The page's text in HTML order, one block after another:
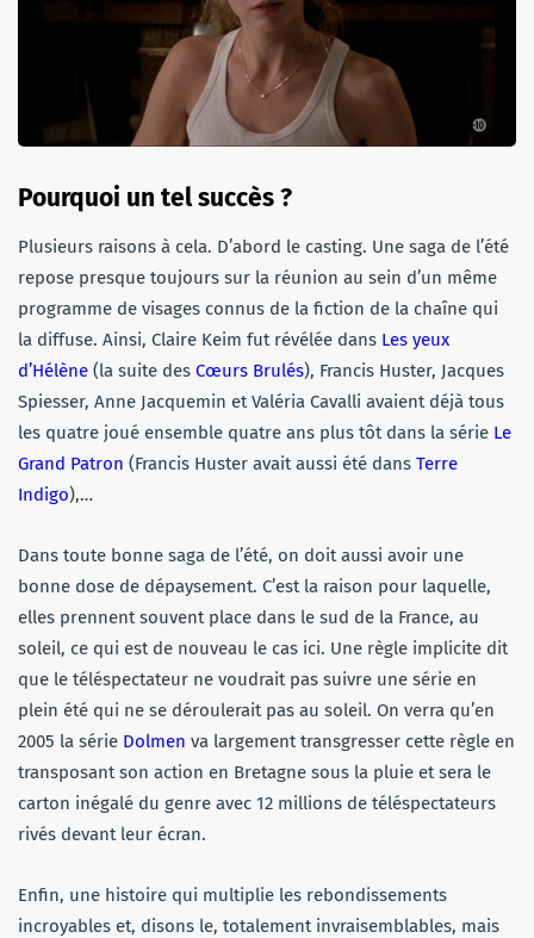
Pourquoi un tel succès ?
Plusieurs raisons à cela. D’abord le casting. Une saga de l’été
repose presque toujours sur la réunion au sein d’un même
programme de visages connus de la fiction de la chaîne qui
la diffuse. Ainsi, Claire Keim fut révélée dans Les yeux
d’Hélène (la suite des Cœurs Brulés), Francis Huster, Jacques
Spiesser, Anne Jacquemin et Valéria Cavalli avaient déjà tous
les quatre joué ensemble quatre ans plus tôt dans la série Le
Grand Patron (Francis Huster avait aussi été dans Terre
Indigo),…
Dans toute bonne saga de l’été, on doit aussi avoir une
bonne dose de dépaysement. C’est la raison pour laquelle,
elles prennent souvent place dans le sud de la France, au
soleil, ce qui est de nouveau le cas ici. Une règle implicite dit
que le téléspectateur ne voudrait pas suivre une série en
plein été qui ne se déroulerait pas au soleil. On verra qu’en
2005 la série Dolmen va largement transgresser cette règle en
transposant son action en Bretagne sous la pluie et sera le
carton inégalé du genre avec 12 millions de téléspectateurs
rivés devant leur écran.
Enfin, une histoire qui multiplie les rebondissements
incroyables et, disons le, totalement invraisemblables, mais